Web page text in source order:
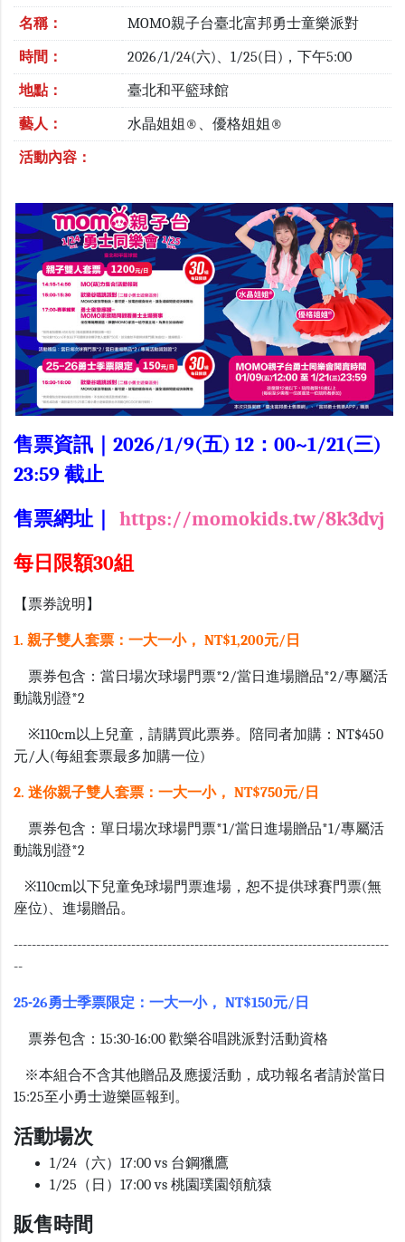
名稱： MOMO親子台臺北富邦勇士童樂派對
時間： 2026/1/24(六)、1/25(日)，下午5:00
地點： 臺北和平籃球館
藝人： 水晶姐姐®、優格姐姐®
活動內容：
售票資訊｜2026/1/9(五) 12：00~1/21(三)
23:59 截止
售票網址｜
https://momokids.tw/8k3dvj
每日限額30組
【票券說明】
1. 親子雙人套票：一大一小， NT$1,200元/日
票券包含：當日場次球場門票*2/當日進場贈品*2/專屬活
動識別證*2
※110cm以上兒童，請購買此票券。陪同者加購：NT$450
元/人(每組套票最多加購一位)
2. 迷你親子雙人套票：一大一小， NT$750元/日
票券包含：單日場次球場門票*1/當日進場贈品*1/專屬活
動識別證*2
※110cm以下兒童免球場門票進場，恕不提供球賽門票(無
座位)、進場贈品。
-----------------------------------------------------------------------------------
--
25-26勇士季票限定：一大一小， NT$150元/日
票券包含：15:30-16:00 歡樂谷唱跳派對活動資格
※本組合不含其他贈品及應援活動，成功報名者請於當日
15:25至小勇士遊樂區報到。
活動場次
1/24（六）17:00 vs 台鋼獵鷹
1/25（日）17:00 vs 桃園璞園領航猿
販售時間